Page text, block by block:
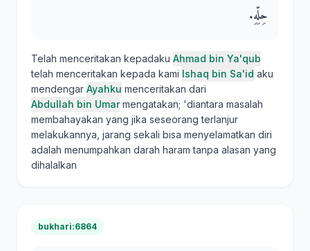
حِلِّهِ‏.‏
Telah menceritakan kepadaku Ahmad bin Ya'qub
telah menceritakan kepada kami Ishaq bin Sa'id aku
mendengar Ayahku menceritakan dari
Abdullah bin Umarmengatakan; 'diantara masalah
membahayakan yang jika seseorang terlanjur
melakukannya, jarang sekali bisa menyelamatkan diri
adalah menumpahkan darah haram tanpa alasan yang
dihalalkan
bukhari:6864